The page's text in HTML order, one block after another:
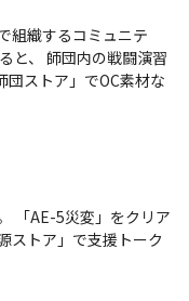
組織するコミュニテ
と、 師団内の戦闘演習
ストア」でOC素材な
「AE-5災変」をクリア
ストア」で支援トーク